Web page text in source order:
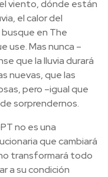
viento, dónde están
el calor del
en The
use. Mas nunca –
que la lluvia durará
nuevas, que las
pero –igual que
sorprendernos.
no es una
que cambiará
transformará todo
a su condición